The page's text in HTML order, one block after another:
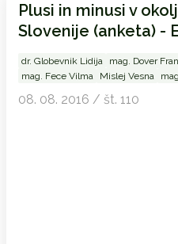
Plusi in minusi v
Slovenije (anketa) -
dr. Globevnik Lidija mag. Dover
mag. Fece Vilma
Mislej Vesna
08. 08. 2016 / št. 110